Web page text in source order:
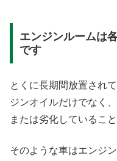
エンジンルームは
です
とくに長期間放置され
ジンオイルだけでなく
または劣化しているこ
そのような車はエンジ